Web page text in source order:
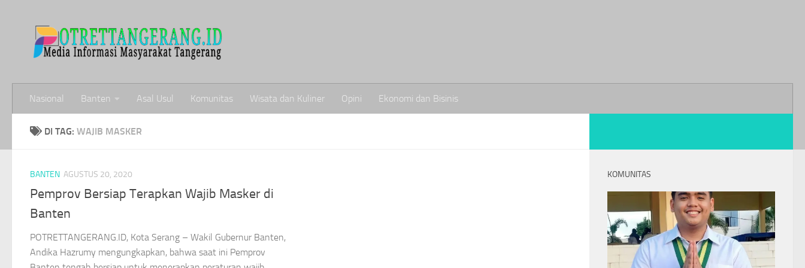
Nasional Banten Asal Usul Komunitas Wisata dan Kuliner Opini Ekonomi dan Bisinis
DI TAG: WAJIB MASKER
BANTEN AGUSTUS 20, 2020
Pemprov Bersiap Terapkan Wajib Masker di
Banten
POTRETTANGERANG.ID, Kota Serang – Wakil Gubernur Banten,
Andika Hazrumy mengungkapkan, bahwa saat ini Pemprov
KOMUNITAS